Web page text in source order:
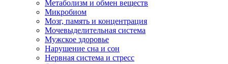
Метаболизм и обмен веществ
Микробиом
Мозг, память и концентрация
Мочевыделительная система
Мужское здоровье
Нарушение сна и сон
Нервная система и стресс